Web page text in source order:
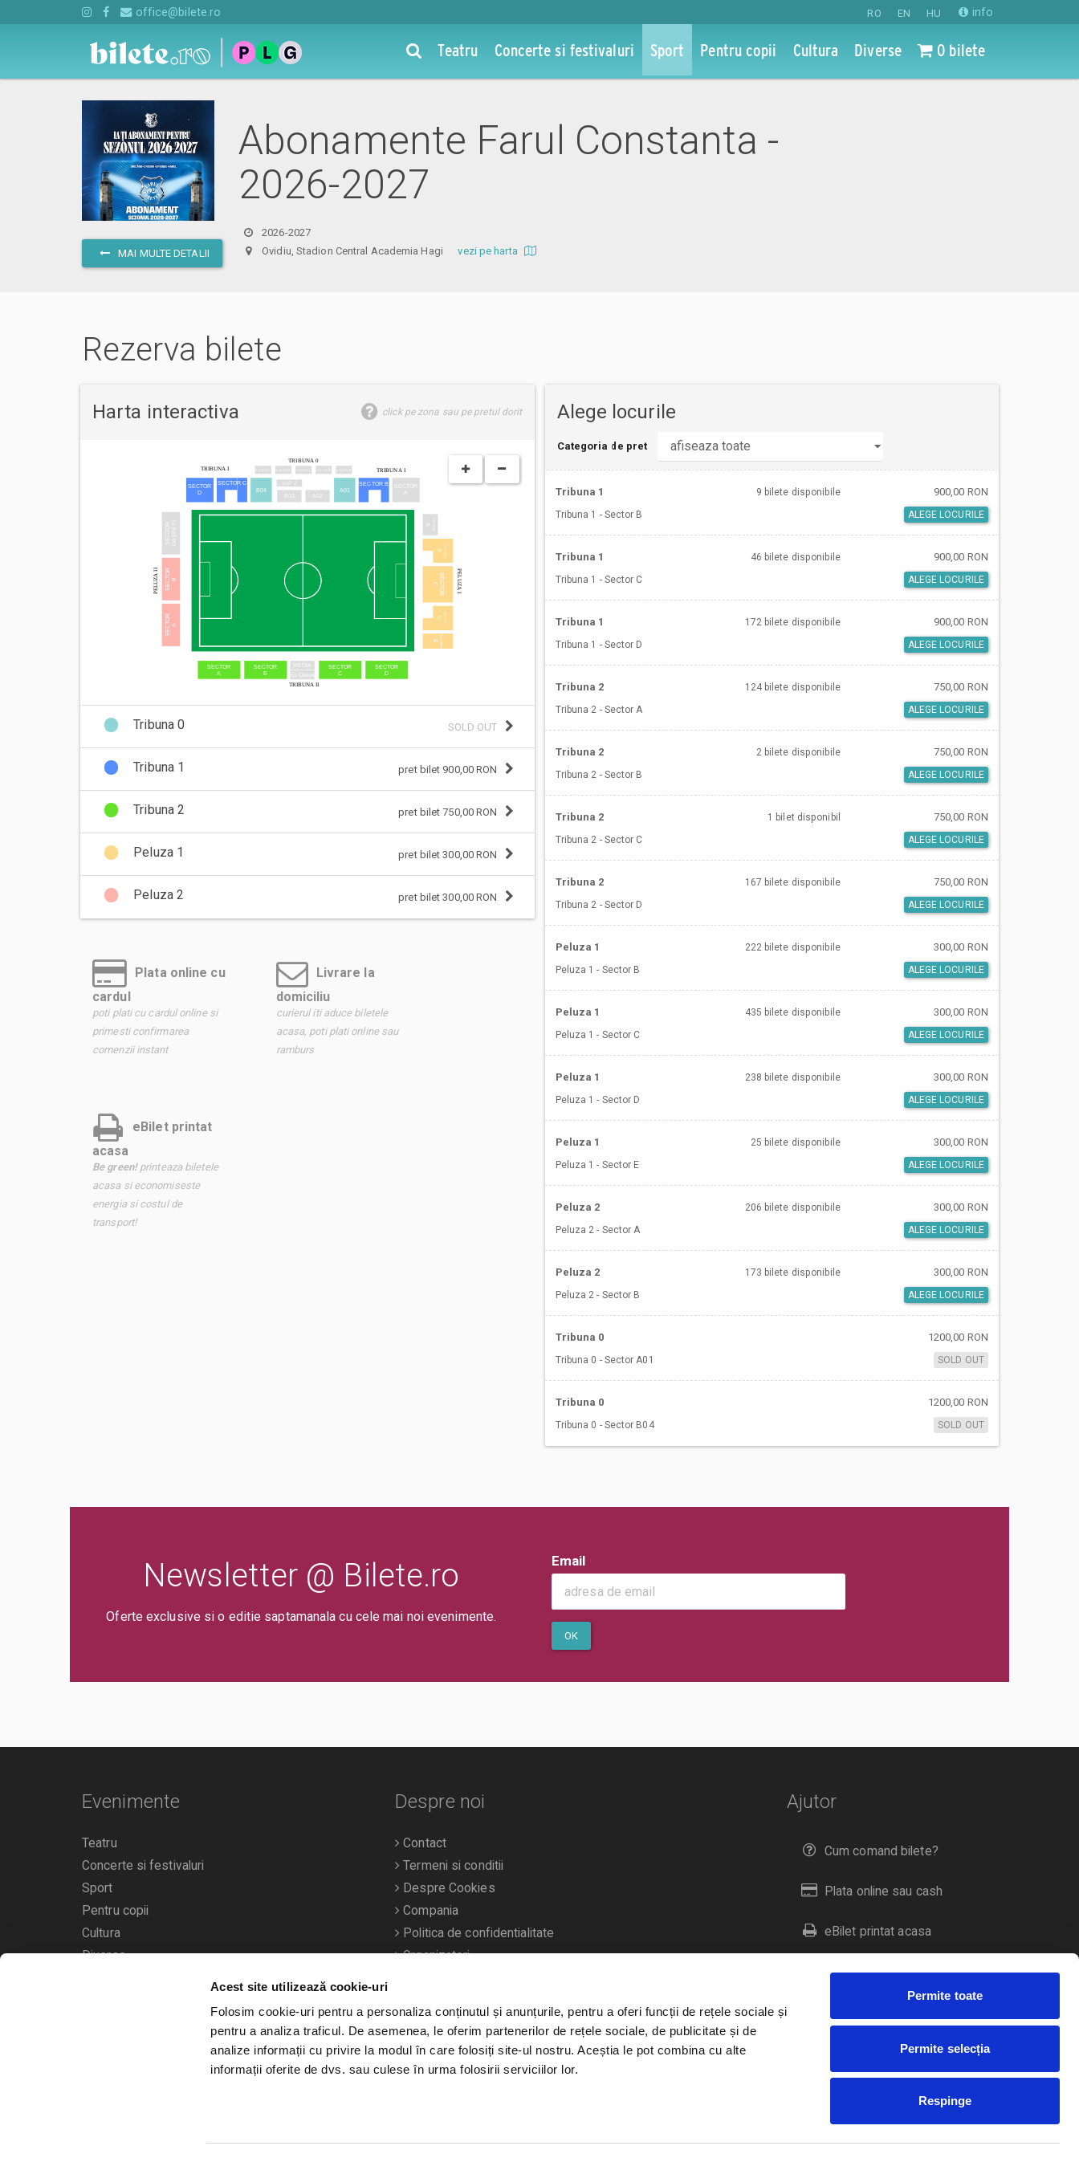
Acest site utilizează cookie-uri
Folosim cookie-uri pentru a personaliza conținutul și anunțurile, pentru a oferi funcții de rețele sociale și
pentru a analiza traficul. De asemenea, le oferim partenerilor de rețele sociale, de publicitate și de
analize informații cu privire la modul în care folosiți site-ul nostru. Aceștia le pot combina cu alte
informații oferite de dvs. sau culese în urma folosirii serviciilor lor.
Permite toate
Permite selecția
Respinge
RO EN HU info
office@bilete.ro
Teatru Concerte si festivaluri Sport Pentru copii Cultura Diverse 0 bilete
MAI MULTE DETALII
Abonamente Farul Constanta -
2026-2027
2026-2027
Ovidiu, Stadion Central Academia Hagivezi pe harta
Rezerva bilete
click pe zona sau pe pretul dorit
Harta interactiva
MEDIA
Loja Oaspeti
SECTOR
B
SECTOR
A
SECTOR
C
SECTOR
D
A
SECTOR
B
SECTOR
C
SECTOR
D
SECTOR
E
SECTOR B
SECTOR A
SECTOROASPETI
B04
A01
A02
SECTOR
D
SECTOR
A
SECTOR B
SECTOR C
TRIBUNA II
PELUZA I
PELUZA II
TRIBUNA I
TRIBUNA I
TRIBUNA 0
Tribuna 0 SOLD OUT
Tribuna 1 pret bilet 900,00 RON
Tribuna 2 pret bilet 750,00 RON
Peluza 1 pret bilet 300,00 RON
Peluza 2 pret bilet 300,00 RON
Plata online cu
cardul
poti plati cu cardul online si
primesti confirmarea
comenzii instant
Livrare la
domiciliu
curierul iti aduce biletele
acasa, poti plati online sau
ramburs
eBilet printat
acasa
Be green!printeaza biletele
acasa si economiseste
energia si costul de
transport!
Alege locurile
Categoria de pret
Tribuna 1 9 bilete disponibile 900,00 RON
Tribuna 1 - Sector B ALEGE LOCURILE
Tribuna 1 46 bilete disponibile 900,00 RON
Tribuna 1 - Sector C ALEGE LOCURILE
Tribuna 1 172 bilete disponibile 900,00 RON
Tribuna 1 - Sector D ALEGE LOCURILE
Tribuna 2 124 bilete disponibile 750,00 RON
Tribuna 2 - Sector A ALEGE LOCURILE
Tribuna 2 2 bilete disponibile 750,00 RON
Tribuna 2 - Sector B ALEGE LOCURILE
Tribuna 2 1 bilet disponibil 750,00 RON
Tribuna 2 - Sector C ALEGE LOCURILE
Tribuna 2 167 bilete disponibile 750,00 RON
Tribuna 2 - Sector D ALEGE LOCURILE
Peluza 1 222 bilete disponibile 300,00 RON
Peluza 1 - Sector B ALEGE LOCURILE
Peluza 1 435 bilete disponibile 300,00 RON
Peluza 1 - Sector C ALEGE LOCURILE
Peluza 1 238 bilete disponibile 300,00 RON
Peluza 1 - Sector D ALEGE LOCURILE
Peluza 1 25 bilete disponibile 300,00 RON
Peluza 1 - Sector E ALEGE LOCURILE
Peluza 2 206 bilete disponibile 300,00 RON
Peluza 2 - Sector A ALEGE LOCURILE
Peluza 2 173 bilete disponibile 300,00 RON
Peluza 2 - Sector B ALEGE LOCURILE
Tribuna 0 1200,00 RON
Tribuna 0 - Sector A01 SOLD OUT
Tribuna 0 1200,00 RON
Tribuna 0 - Sector B04 SOLD OUT
Newsletter @ Bilete.ro
Oferte exclusive si o editie saptamanala cu cele mai noi evenimente.
Email
OK
Ajutor
Cum comand bilete?
Plata online sau cash
eBilet printat acasa
Livrare prin curier
Duplicare bilete
Evenimente
Teatru
Concerte si festivaluri
Sport
Pentru copii
Cultura
Diverse
Calendarul evenimentelor
Despre noi
Contact
Termeni si conditii
Despre Cookies
Compania
Politica de confidentialitate
Organizatori
Bilete.ro